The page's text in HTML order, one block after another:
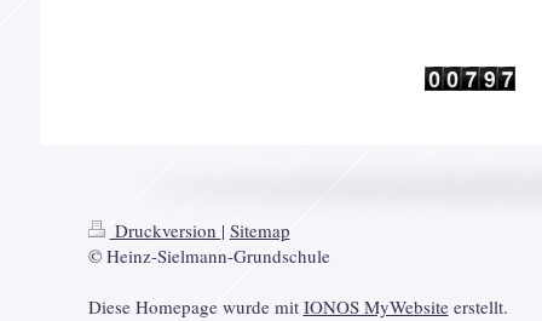
Druckversion | Sitemap
© Heinz-Sielmann-Grundschule
Diese Homepage wurde mit IONOS MyWebsiteerstellt.